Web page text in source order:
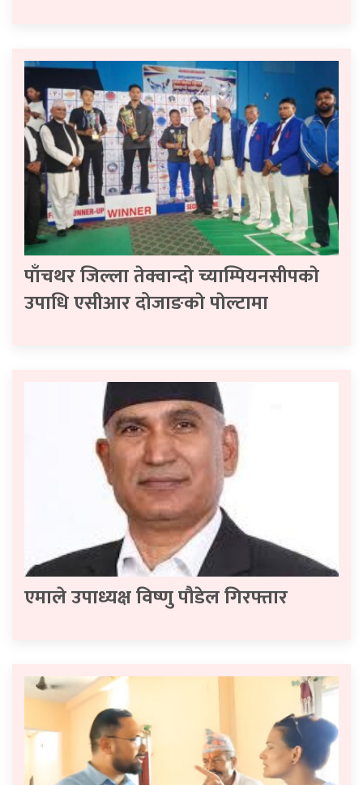
पाँचथर जिल्ला तेक्वान्दो च्याम्पियनसीपकाे
उपाधि एसीआर दोजाङकाे पाेल्टामा
एमाले उपाध्यक्ष विष्णु पौडेल गिरफ्तार